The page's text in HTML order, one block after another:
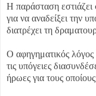
Η παράσταση εστιάζει
για να αναδείξει την
διατρέχει τη
Ο αφηγηματικός λόγος
τις υπόγειες
ήρωες για τους